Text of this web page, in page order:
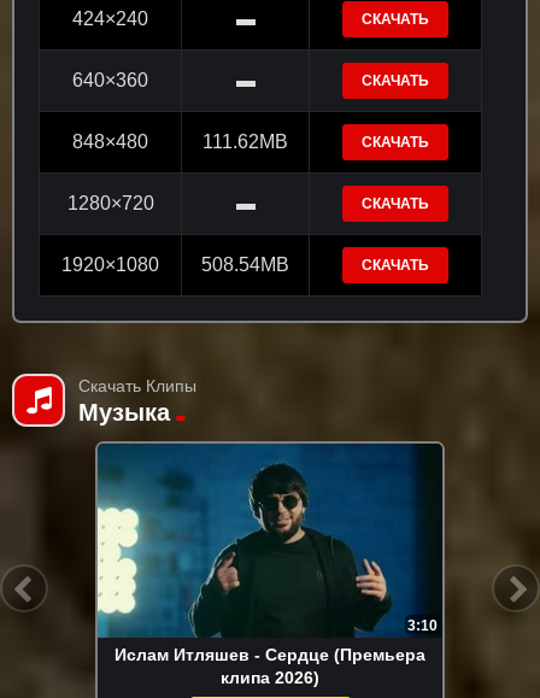
424×240 ▬ СКАЧАТЬ
640×360 ▬ СКАЧАТЬ
848×480 111.62MB СКАЧАТЬ
1280×720 ▬ СКАЧАТЬ
1920×1080 508.54MB СКАЧАТЬ
Скачать Клипы
Музыка
3:10
Ислам Итляшев - Сердце (Премьера
клипа 2026)